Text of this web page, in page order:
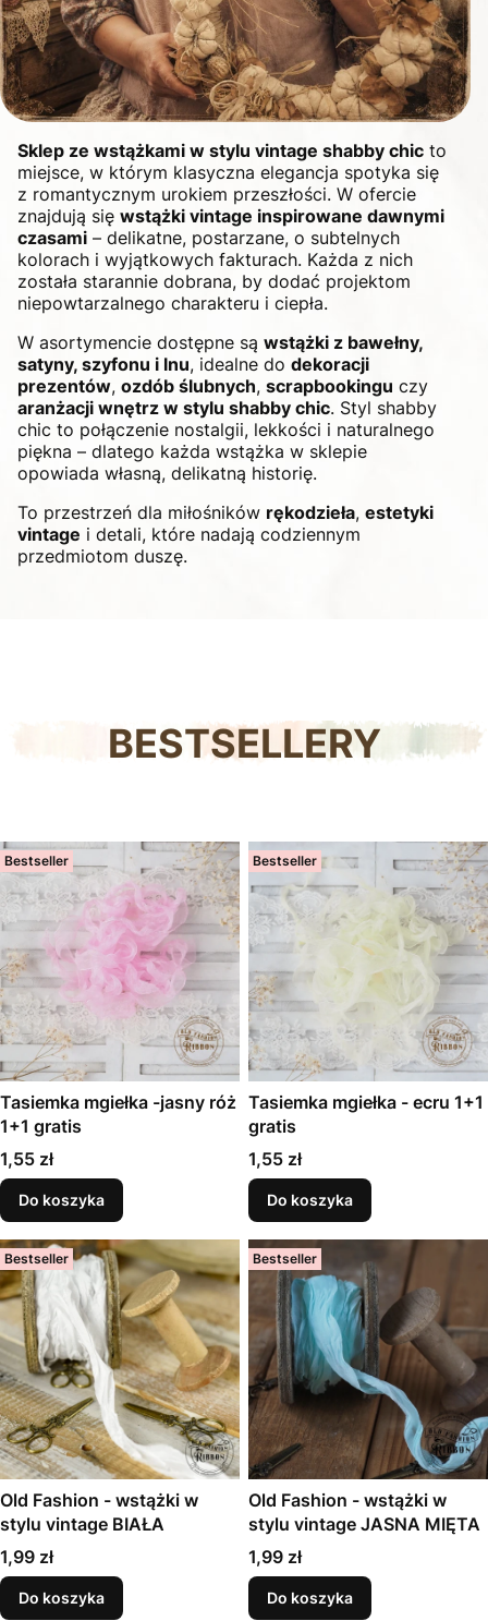
Sklep ze wstążkami w stylu vintage shabby chic to
miejsce, w którym klasyczna elegancja spotyka się
z romantycznym urokiem przeszłości. W ofercie
znajdują się wstążki vintage inspirowane dawnymi
czasami – delikatne, postarzane, o subtelnych
kolorach i wyjątkowych fakturach. Każda z nich
została starannie dobrana, by dodać projektom
niepowtarzalnego charakteru i ciepła.
W asortymencie dostępne są wstążki z bawełny,
satyny, szyfonu i lnu, idealne do dekoracji
prezentów, ozdób ślubnych, scrapbookingu czy
aranżacji wnętrz w stylu shabby chic. Styl shabby
chic to połączenie nostalgii, lekkości i naturalnego
piękna – dlatego każda wstążka w sklepie
opowiada własną, delikatną historię.
To przestrzeń dla miłośników rękodzieła, estetyki
vintage i detali, które nadają codziennym
przedmiotom duszę.
BESTSELLERY
Bestseller
Tasiemka mgiełka -jasny róż
1+1 gratis
Cena
1,55 zł
Do koszyka
Bestseller
Tasiemka mgiełka - ecru 1+1
gratis
Cena
1,55 zł
Do koszyka
Bestseller
Old Fashion - wstążki w
stylu vintage BIAŁA
Cena
1,99 zł
Do koszyka
Bestseller
Old Fashion - wstążki w
stylu vintage JASNA MIĘTA
Cena
1,99 zł
Do koszyka